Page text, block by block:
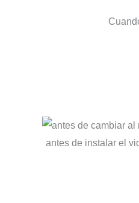
antes de instalar el